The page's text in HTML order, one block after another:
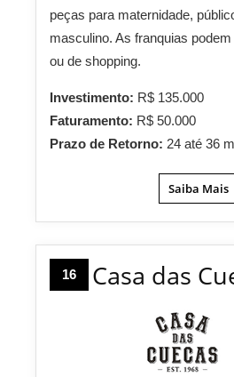
peças para maternidade,
masculino. As franquias
ou de shopping.
Investimento: R$ 135.000
Faturamento: R$ 50.000
Prazo de Retorno: 24 até 36
Saiba Mais
16 Casa das